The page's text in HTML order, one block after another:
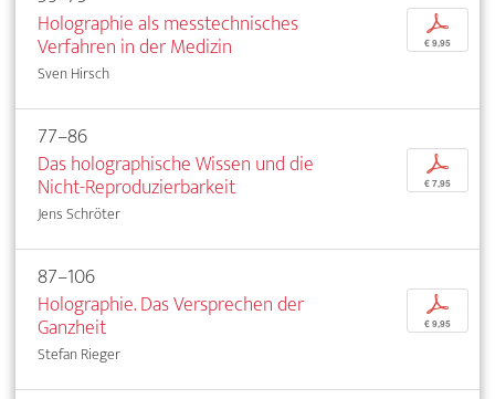
Holographie als messtechnisches
Verfahren in der Medizin
Sven Hirsch
p
€ 9,95
77–86
Das holographische Wissen und die
Nicht-Reproduzierbarkeit
Jens Schröter
p
€ 7,95
87–106
Holographie. Das Versprechen der
Ganzheit
Stefan Rieger
p
€ 9,95